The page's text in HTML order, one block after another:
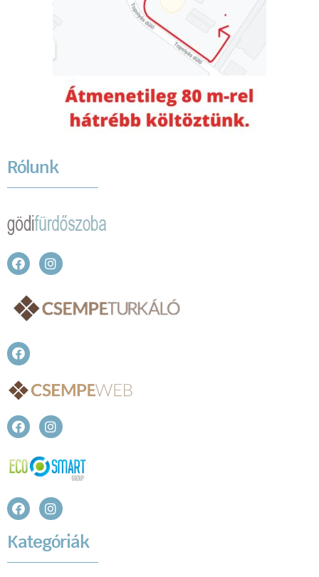
Rólunk
Kategóriák